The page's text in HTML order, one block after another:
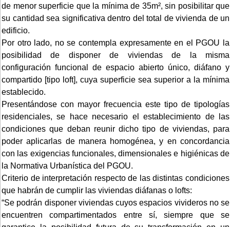
de menor superficie que la mínima de 35m², sin posibilitar que
su cantidad sea significativa dentro del total de vivienda de un
edificio.
Por otro lado, no se contempla expresamente en el PGOU la
posibilidad de disponer de viviendas de la misma
configuración funcional de espacio abierto único, diáfano y
compartido [tipo loft], cuya superficie sea superior a la mínima
establecido.
Presentándose con mayor frecuencia este tipo de tipologías
residenciales, se hace necesario el establecimiento de las
condiciones que deban reunir dicho tipo de viviendas, para
poder aplicarlas de manera homogénea, y en concordancia
con las exigencias funcionales, dimensionales e higiénicas de
la Normativa Urbanística del PGOU.
Criterio de interpretación respecto de las distintas condiciones
que habrán de cumplir las viviendas diáfanas o lofts:
“Se podrán disponer viviendas cuyos espacios vivideros no se
encuentren compartimentados entre sí, siempre que se